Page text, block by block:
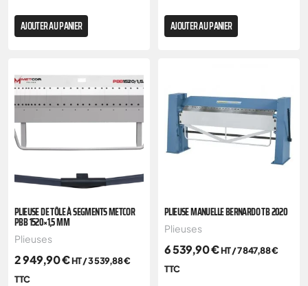
AJOUTER AU PANIER AJOUTER AU PANIER
PLIEUSE DE TÔLE À SEGMENTS METCOR
PBB 1520×1,5 MM
Plieuses
2 949,90€HT /3 539,88€
TTC
PLIEUSE MANUELLE BERNARDO TB 2020
Plieuses
6 539,90€HT /7 847,88€
TTC